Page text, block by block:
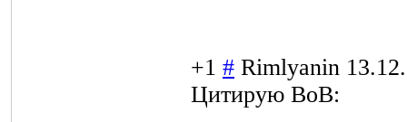
+1 # Rimlyanin
Цитирую BoB: